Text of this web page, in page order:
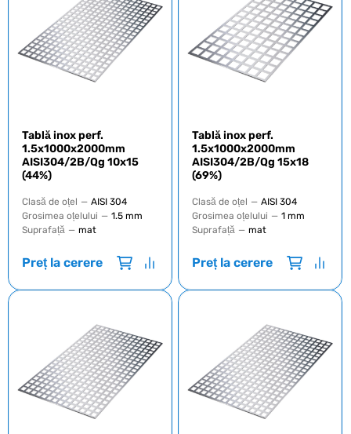
Tablă inox perf.
1.5х1000х2000mm
AISI304/2B/Qg 10х15
(44%)
Clasă de oțel — AISI 304
Grosimea oțelului — 1.5 mm
Suprafață — mat
Preț la cerere
Tablă inox perf.
1.5х1000х2000mm
AISI304/2B/Qg 15х18
(69%)
Clasă de oțel — AISI 304
Grosimea oțelului — 1 mm
Suprafață — mat
Preț la cerere